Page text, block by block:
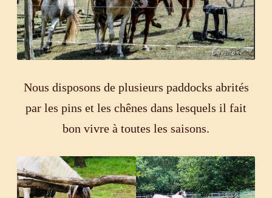
Nous disposons de plusieurs paddocks abrités
par les pins et les chênes dans lesquels il fait
bon vivre à toutes les saisons.